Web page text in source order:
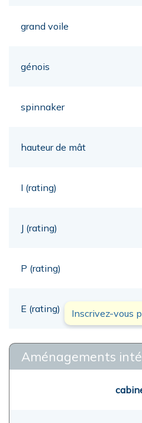
grand voile
génois
spinnaker
hauteur de mât
I (rating)
J (rating)
P (rating)
E (rating) Inscrivez-vous
Aménagements